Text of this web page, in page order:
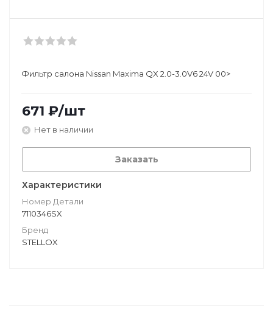
Фильтр салона Nissan Maxima QX 2.0-3.0V6 24V 00>
671 ₽/шт
Нет в наличии
Заказать
Характеристики
Номер Детали
7110346SX
Бренд
STELLOX